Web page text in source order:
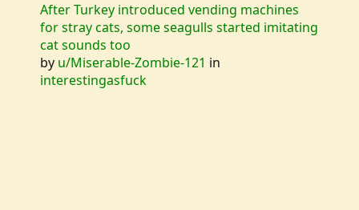
After Turkey introduced vending machines
for stray cats, some seagulls started imitating
cat sounds too
by u/Miserable-Zombie-121 in
interestingasfuck